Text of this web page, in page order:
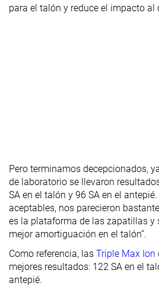
para el talón y reduce el impacto al
Pero terminamos decepcionados,
de laboratorio se llevaron
SA en el talón y 96 SA en el
aceptables, nos parecieron
es la plataforma de las zapatillas y
mejor amortiguación en el talón”.
Como referencia, las Triple Max Ion
mejores resultados: 122 SA en el
antepié.